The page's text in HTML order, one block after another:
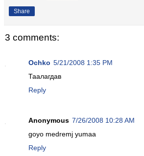
Share
3 comments:
Ochko 5/21/2008 1:35 PM
Таалагдав
Reply
Anonymous 7/26/2008 10:28 AM
goyo medremj yumaa
Reply